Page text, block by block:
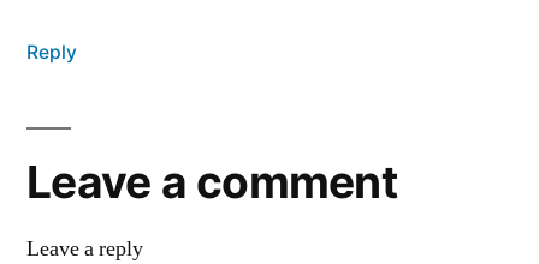
Reply
Leave a comment
Leave a reply